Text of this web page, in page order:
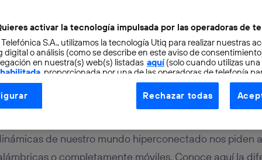
WiFi 5GHz: ¿cuál es la
WiFi disponible?
de nuestro mundo hiperconectado nos piden
o completamente móviles. Conoce aquí la
activar la tecnología impulsada por las operadoras de
S.A., utilizamos la tecnología Utiq para realizar nuestras
digital o análisis (como se describe en este aviso de
en nuestra(s) web(s) listadas aquí(solo cuando utilizas una
, proporcionada por una de las operadoras de telefonía
consentimiento en cada página web).
Utiq está diseñada con la privacidad como prioridad
tu dirección IP y otra información de la cuenta de cliente de
la conexión que utilizas (p. ej., número de teléfono móvil).
Rechazar todas